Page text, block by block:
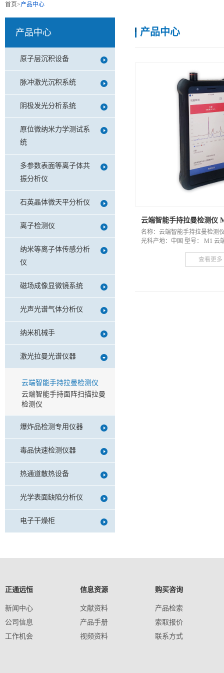
首页>产品中心
产品中心
原子层沉积设备
脉冲激光沉积系统
阴极发光分析系统
原位微纳米力学测试系
统
多参数表面等离子体共
振分析仪
石英晶体微天平分析仪
离子检测仪
纳米等离子体传感分析
仪
磁场成像显微镜系统
光声光谱气体分析仪
纳米机械手
激光拉曼光谱仪器
云端智能手持拉曼检测仪
云端智能手持面阵扫描拉曼
检测仪
爆炸品检测专用仪器
毒品快速检测仪器
热通道散热设备
光学表面缺陷分析仪
电子干燥柜
产品中心
云端智能手持拉曼检测仪
名称：云端智能手持拉曼检测
光科产地：中国 型号： M1 云
查看更多
正通远恒
新闻中心
公司信息
工作机会
信息资源
文献资料
产品手册
视频资料
购买咨询
产品检索
索取报价
联系方式